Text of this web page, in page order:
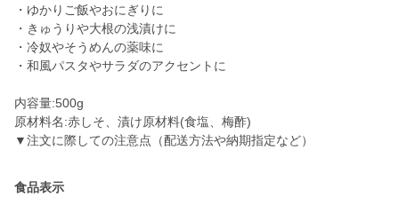
・ゆかりご飯やおにぎりに
・きゅうりや大根の浅漬けに
・冷奴やそうめんの薬味に
・和風パスタやサラダのアクセントに
内容量:500g
原材料名:赤しそ、漬け原材料(食塩、梅酢)
▼注文に際しての注意点（配送方法や納期指定など）
食品表示